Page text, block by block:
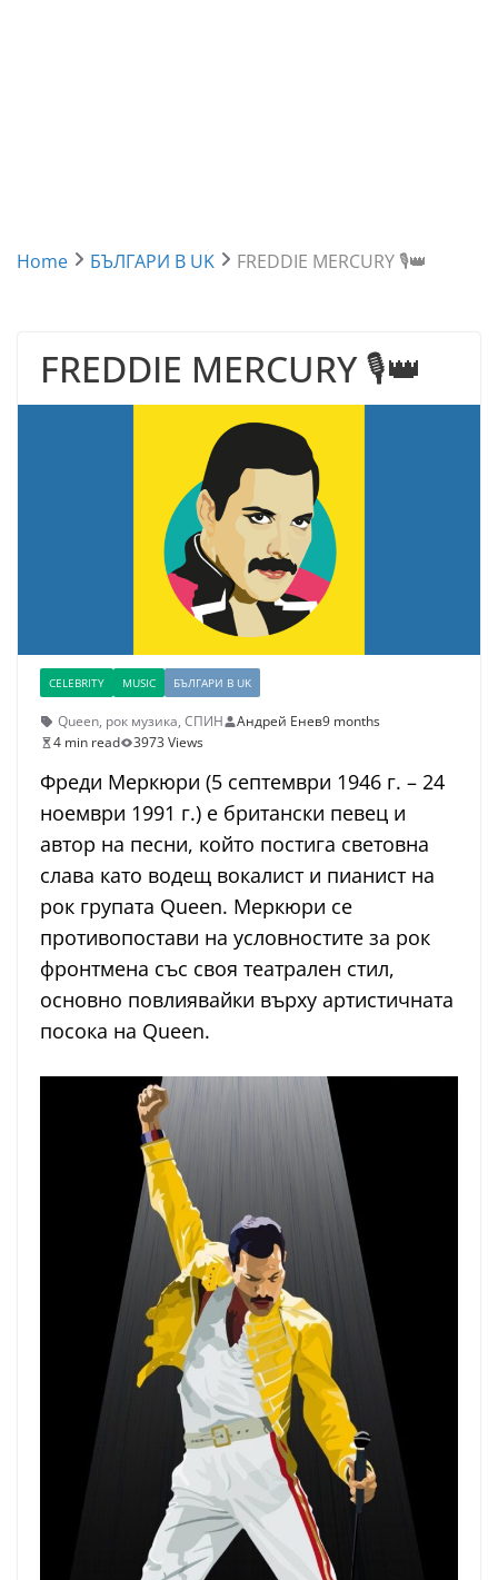
Home БЪЛГАРИ В UK FREDDIE MERCURY 🎙️👑
FREDDIE MERCURY 🎙️👑
CELEBRITY MUSIC БЪЛГАРИ В UK
Queen, рок музика, СПИН Андрей Енев9 months
4 min read
3973 Views
Фреди Меркюри (5 септември 1946 г. – 24
ноември 1991 г.) е британски певец и
автор на песни, който постига световна
слава като водещ вокалист и пианист на
рок групата Queen. Меркюри се
противопостави на условностите за рок
фронтмена със своя театрален стил,
основно повлиявайки върху артистичната
посока на Queen.